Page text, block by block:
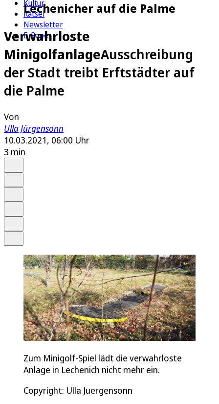
Kultur
Rätsel
Newsletter
E-Paper
Lechenicher auf die Palme
Verwahrloste
MinigolfanlageAusschreibung
der Stadt treibt Erftstädter auf
die Palme
Von
Ulla Jürgensonn
10.03.2021, 06:00 Uhr
3 min
Zum Minigolf-Spiel lädt die verwahrloste
Anlage in Lechenich nicht mehr ein.
Copyright: Ulla Juergensonn